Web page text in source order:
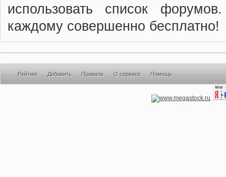
использовать список
каждому совершенно бесплатно!
Рейтинг Добавить Правила О сервисе Помощь